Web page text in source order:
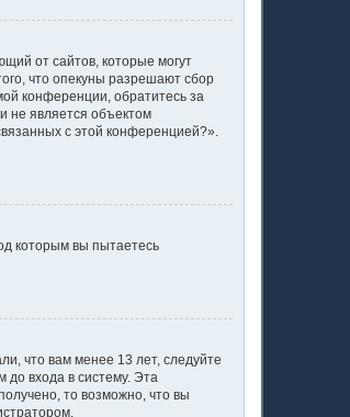
от сайтов, которые могут
что опекуны разрешают сбор
конференции, обратитесь за
не является объектом
с этой конференцией?».
которым вы пытаетесь
что вам менее 13 лет, следуйте
входа в систему. Эта
то возможно, что вы